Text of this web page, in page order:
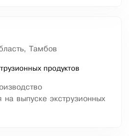
Тамбов
продуктов
на выпуске экструзионных